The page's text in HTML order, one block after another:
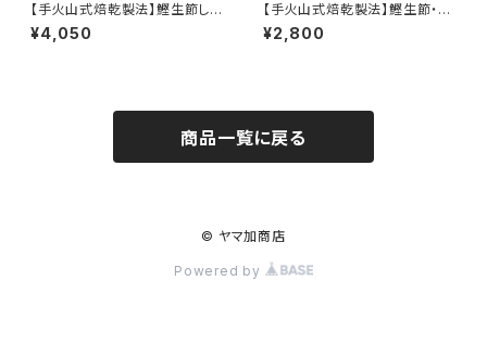
【手火山式焙乾製法】鰹生節しょ
うゆ味 5袋セット
¥4,050
【手火山式焙乾製法】鰹生節・鰹
生節しょうゆ味・花かつおセット
¥2,800
商品一覧に戻る
© ヤマ加商店
Powered by